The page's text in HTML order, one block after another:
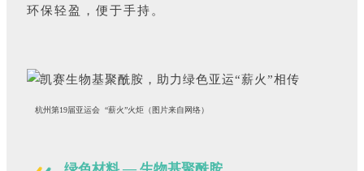
环保轻盈，便于手持。
杭州第19届亚运会 “薪火”火炬（图片来自网络）